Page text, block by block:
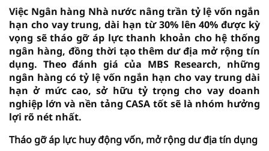
Việc Ngân hàng Nhà nước nâng trần tỷ lệ vốn ngắn
hạn cho vay trung, dài hạn từ 30% lên 40% được kỳ
vọng sẽ tháo gỡ áp lực thanh khoản cho hệ thống
ngân hàng, đồng thời tạo thêm dư địa mở rộng tín
dụng. Theo đánh giá của MBS Research, những
ngân hàng có tỷ lệ vốn ngắn hạn cho vay trung dài
hạn ở mức cao, sở hữu tỷ trọng cho vay doanh
nghiệp lớn và nền tảng CASA tốt sẽ là nhóm hưởng
lợi rõ nét nhất.
Tháo gỡ áp lực huy động vốn, mở rộng dư địa tín dụng